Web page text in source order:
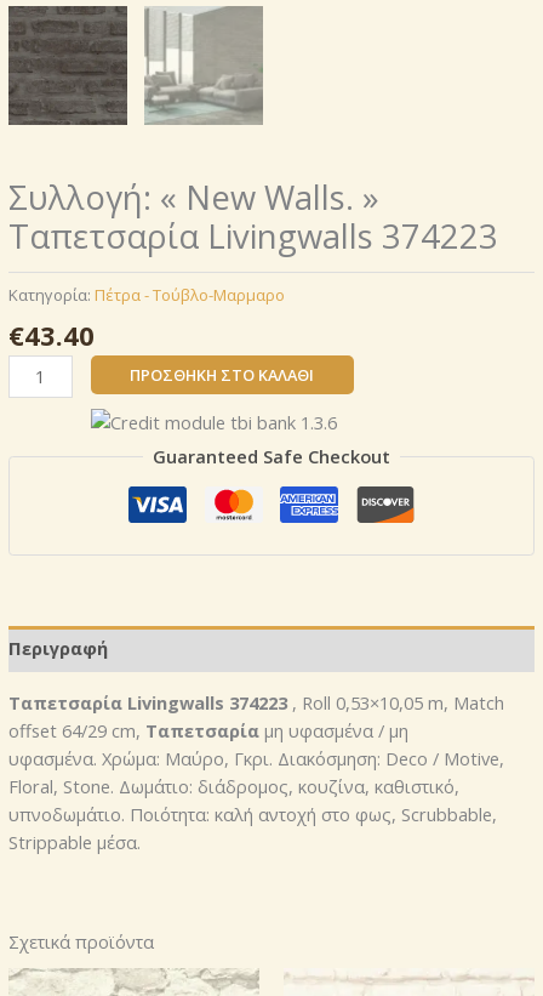
Συλλογή: « New Walls. »
Ταπετσαρία Livingwalls 374223
Κατηγορία: Πέτρα - Τούβλο-Μαρμαρο
€43.40
Συλλογή:
«
Walls.
374223
ΠΡΟΣΘΉΚΗ ΣΤΟ ΚΑΛΆΘΙ
Guaranteed Safe Checkout
Περιγραφή
Ταπετσαρία Livingwalls 374223 , Roll 0,53×10,05 m, Match
offset 64/29 cm, Ταπετσαρία μη υφασμένα / μη
υφασμένα. Χρώμα: Μαύρο, Γκρι. Διακόσμηση: Deco / Motive,
Floral, Stone. Δωμάτιο: διάδρομος, κουζίνα, καθιστικό,
υπνοδωμάτιο. Ποιότητα: καλή αντοχή στο φως, Scrubbable,
Strippable μέσα.
Σχετικά προϊόντα